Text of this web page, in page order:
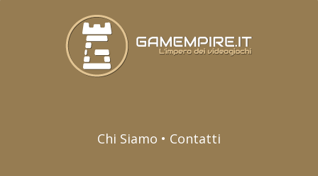
Chi Siamo • Contatti